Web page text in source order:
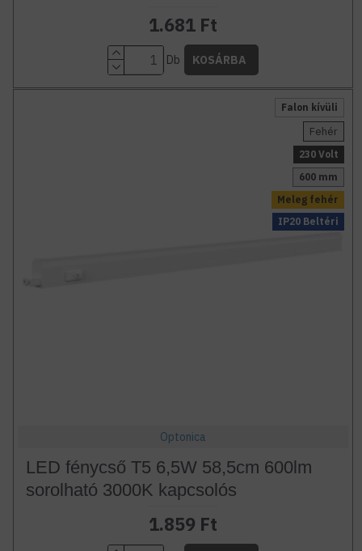
1.681 Ft
Db KOSÁRBA
Meleg fehér
Falon kívüli
IP20 Beltéri
Fehér
230 Volt
600 mm
Optonica
LED fénycső T5 6,5W 58,5cm 600lm
sorolható 3000K kapcsolós
1.859 Ft